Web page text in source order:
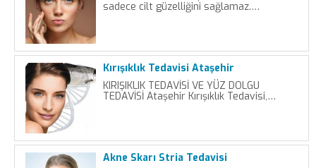
sadece cilt güzelliğini sağlamaz.…
Kırışıklık Tedavisi Ataşehir
KIRIŞIKLIK TEDAVİSİ VE YÜZ DOLGU
TEDAVİSİ Ataşehir Kırışıklık Tedavisi,…
Akne Skarı Stria Tedavisi